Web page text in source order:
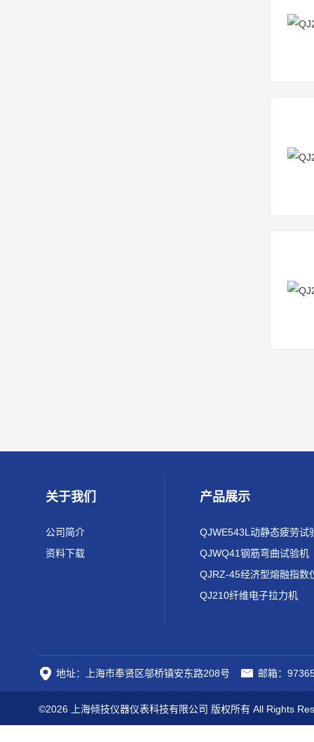
关于我们
公司简介
资料下载
产品展示
QJWE543L动静态疲劳试
QJWQ41钢筋弯曲试验机
QJRZ-45经济型熔融指数
QJ210纤维电子拉力机
地址：上海市奉贤区邬桥镇安东路208号 邮箱：
©2026 上海倾技仪器仪表科技有限公司 版权所有 All Rights